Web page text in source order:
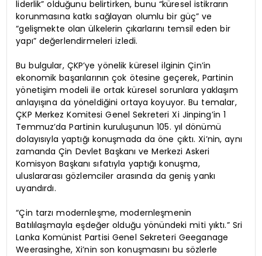
liderlik” olduğunu belirtirken, bunu “küresel istikrarın
korunmasına katkı sağlayan olumlu bir güç” ve
“gelişmekte olan ülkelerin çıkarlarını temsil eden bir
yapı” değerlendirmeleri izledi.
Bu bulgular, ÇKP’ye yönelik küresel ilginin Çin’in
ekonomik başarılarının çok ötesine geçerek, Partinin
yönetişim modeli ile ortak küresel sorunlara yaklaşım
anlayışına da yöneldiğini ortaya koyuyor. Bu temalar,
ÇKP Merkez Komitesi Genel Sekreteri Xi Jinping’in 1
Temmuz’da Partinin kuruluşunun 105. yıl dönümü
dolayısıyla yaptığı konuşmada da öne çıktı. Xi’nin, aynı
zamanda Çin Devlet Başkanı ve Merkezi Askeri
Komisyon Başkanı sıfatıyla yaptığı konuşma,
uluslararası gözlemciler arasında da geniş yankı
uyandırdı.
“Çin tarzı modernleşme, modernleşmenin
Batılılaşmayla eşdeğer olduğu yönündeki miti yıktı.” Sri
Lanka Komünist Partisi Genel Sekreteri Geeganage
Weerasinghe, Xi’nin son konuşmasını bu sözlerle